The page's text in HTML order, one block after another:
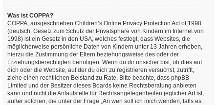
Was ist COPPA?
COPPA, ausgeschrieben Children’s Online Privacy Protection Act of 1998
(deutsch: Gesetz zum Schutz der Privatsphäre von Kindern im Internet von
1998) ist ein Gesetz in den USA, welches festlegt, dass Websites, die
möglicherweise persönliche Daten von Kindern unter 13 Jahren erheben,
hierzu die Zustimmung der Eltern beziehungsweise des oder der
Erziehungsberechtigten benötigen. Wenn du dir unsicher bist, ob dies auf
dich oder die Website, auf der du dich zu registrieren versuchst, zutrifft,
ziehe einen rechtlichen Beistand zu Rate. Bitte beachte, dass phpBB
Limited und der Besitzer dieses Boards keine Rechtsberatung anbieten
kann und nicht die Anlaufstelle für Rechtsangelegenheiten jeglicher Art ist;
außer solchen, die unter der Frage „An wen soll ich mich wenden, falls es